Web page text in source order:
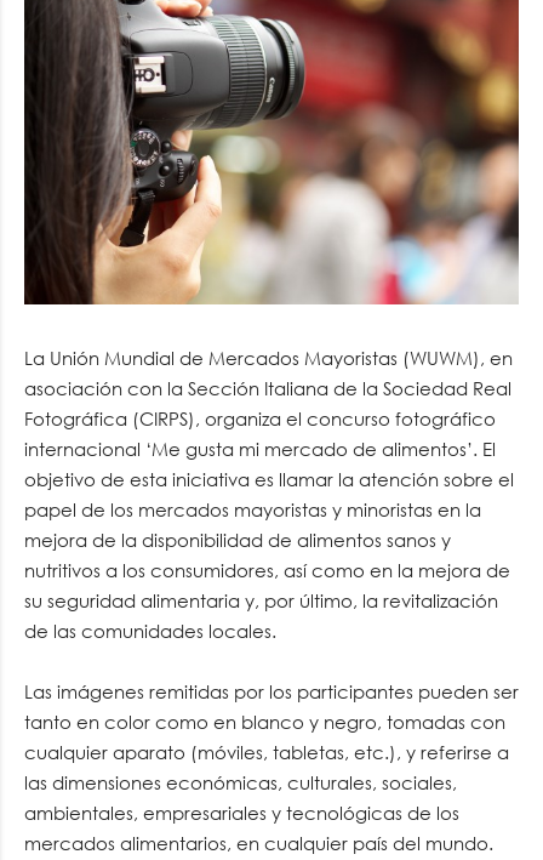
La Unión Mundial de Mercados Mayoristas (WUWM), en
asociación con la Sección Italiana de la Sociedad Real
Fotográfica (CIRPS), organiza el concurso fotográfico
internacional ‘Me gusta mi mercado de alimentos’. El
objetivo de esta iniciativa es llamar la atención sobre el
papel de los mercados mayoristas y minoristas en la
mejora de la disponibilidad de alimentos sanos y
nutritivos a los consumidores, así como en la mejora de
su seguridad alimentaria y, por último, la revitalización
de las comunidades locales.
Las imágenes remitidas por los participantes pueden ser
tanto en color como en blanco y negro, tomadas con
cualquier aparato (móviles, tabletas, etc.), y referirse a
las dimensiones económicas, culturales, sociales,
ambientales, empresariales y tecnológicas de los
mercados alimentarios, en cualquier país del mundo.